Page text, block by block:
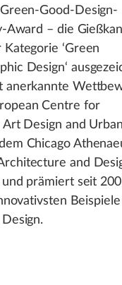
Good-Design-
Award – die
‘Green
Design‘
anerkannte
Centre for
Design and Urban
Chicago
and
prämiert seit